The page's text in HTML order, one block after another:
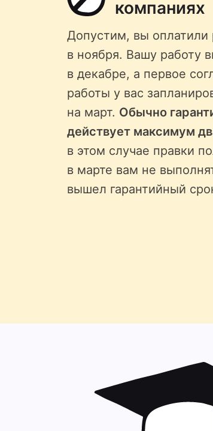
компаниях
Допустим, вы оплатили
в ноября. Вашу работу
в декабре, а первое
работы у вас
на март. Обычно
действует максимум
в этом случае правки
в марте вам не
вышел гарантийный